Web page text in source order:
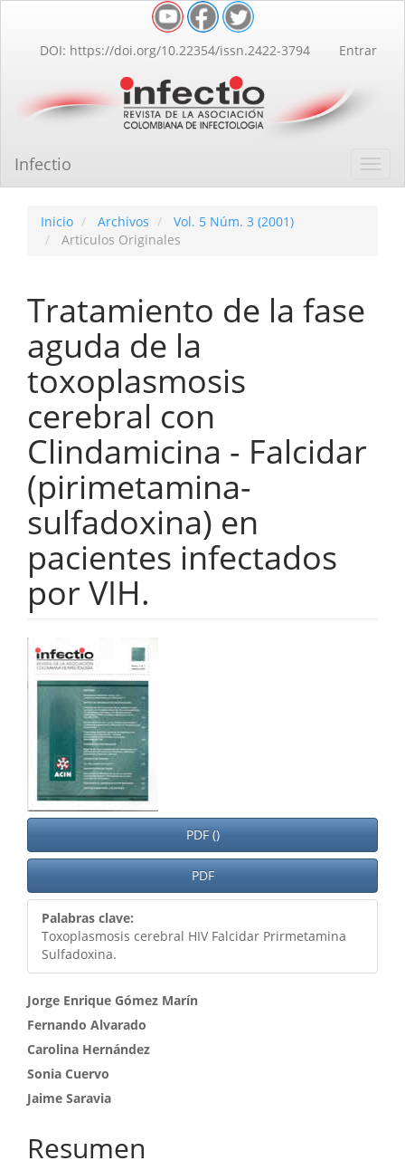
Contenido
principal
lateral
DOI: https://doi.org/10.22354/issn.2422-3794 Entrar
Infectio
Inicio Archivos
Vol. 5 Núm. 3 (2001)
Articulos Originales
Tratamiento de la fase
aguda de la
toxoplasmosis
cerebral con
Clindamicina - Falcidar
(pirimetamina-
sulfadoxina) en
pacientes infectados
por VIH.
Barra
lateral
del
artículo
PDF ()
PDF
Palabras clave:
Toxoplasmosis cerebral HIV Falcidar Prirmetamina
Sulfadoxina.
Contenido
principal
del
artículo
Jorge Enrique Gómez Marín
Fernando Alvarado
Carolina Hernández
Sonia Cuervo
Jaime Saravia
Resumen